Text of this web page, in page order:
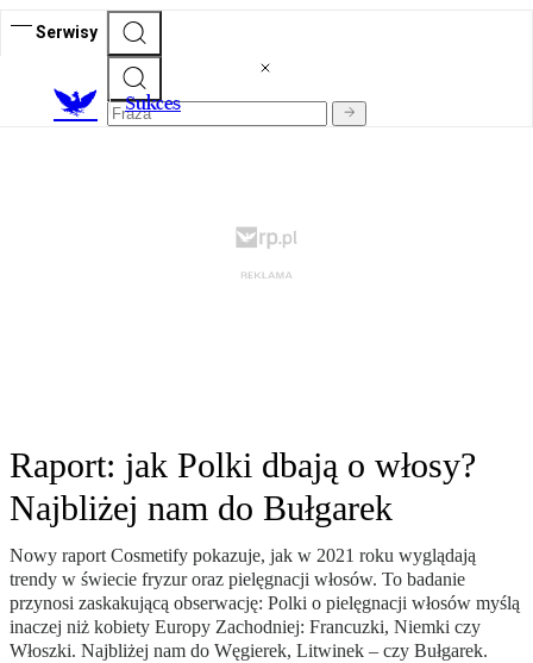
Serwisy
Sukces
Raport: jak Polki dbają o włosy?
Najbliżej nam do Bułgarek
Nowy raport Cosmetify pokazuje, jak w 2021 roku wyglądają
trendy w świecie fryzur oraz pielęgnacji włosów. To badanie
przynosi zaskakującą obserwację: Polki o pielęgnacji włosów myślą
inaczej niż kobiety Europy Zachodniej: Francuzki, Niemki czy
Włoszki. Najbliżej nam do Węgierek, Litwinek – czy Bułgarek.